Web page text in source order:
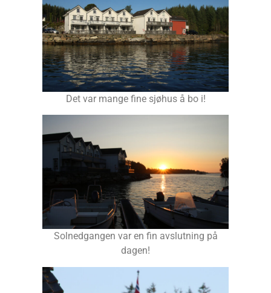
Det var mange fine sjøhus å bo i!
Solnedgangen var en fin avslutning på
dagen!